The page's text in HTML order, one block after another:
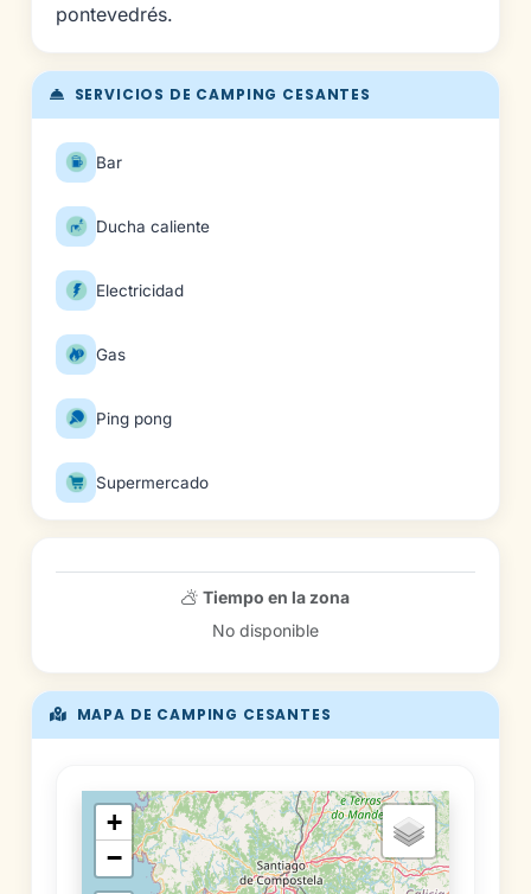
SERVICIOS DE CAMPING CESANTES
Bar
Ducha caliente
Electricidad
Gas
Ping pong
Supermercado
MAPA DE CAMPING CESANTES
+
−
pontevedrés.
Tiempo en la zona
No disponible